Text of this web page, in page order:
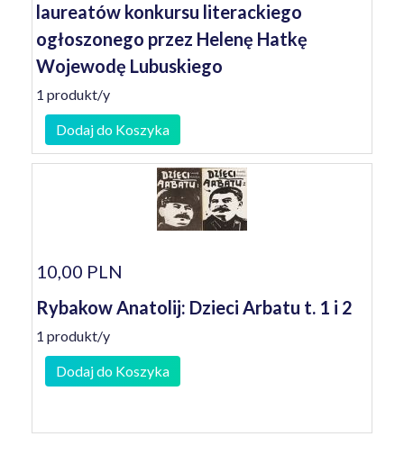
laureatów konkursu literackiego
ogłoszonego przez Helenę Hatkę
Wojewodę Lubuskiego
1 produkt/y
Dodaj do Koszyka
10,00 PLN
Rybakow Anatolij: Dzieci Arbatu t. 1 i 2
1 produkt/y
Dodaj do Koszyka